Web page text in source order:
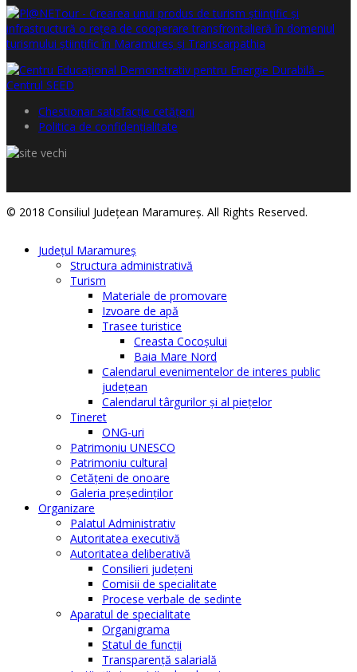
Chestionar satisfacţie cetăţeni
Politica de confidențialitate
© 2018 Consiliul Judeţean Maramureş. All Rights Reserved.
Judeţul Maramureş
Structura administrativă
Turism
Materiale de promovare
Izvoare de apă
Trasee turistice
Creasta Cocoșului
Baia Mare Nord
Calendarul evenimentelor de interes public
judeţean
Calendarul târgurilor şi al pieţelor
Tineret
ONG-uri
Patrimoniu UNESCO
Patrimoniu cultural
Cetăţeni de onoare
Galeria președinților
Organizare
Palatul Administrativ
Autoritatea executivă
Autoritatea deliberativă
Consilieri judeţeni
Comisii de specialitate
Procese verbale de sedinte
Aparatul de specialitate
Organigrama
Statul de funcții
Transparență salarială